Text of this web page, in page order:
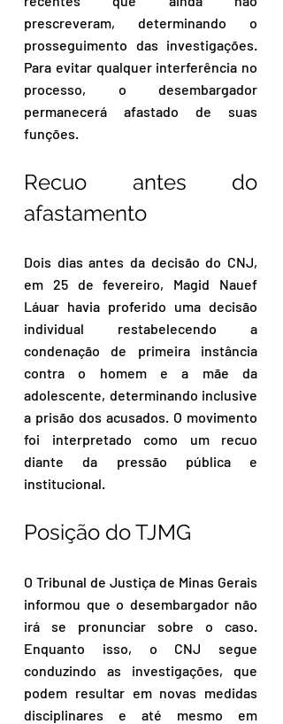
prescreveram, determinando o
prosseguimento das investigações.
Para evitar qualquer interferência no
processo, o desembargador
permanecerá afastado de suas
funções.
Recuo antes do
afastamento
Dois dias antes da decisão do CNJ,
em 25 de fevereiro, Magid Nauef
Láuar havia proferido uma decisão
individual restabelecendo a
condenação de primeira instância
contra o homem e a mãe da
adolescente, determinando inclusive
a prisão dos acusados. O movimento
foi interpretado como um recuo
diante da pressão pública e
institucional.
Posição do TJMG
O Tribunal de Justiça de Minas Gerais
informou que o desembargador não
irá se pronunciar sobre o caso.
Enquanto isso, o CNJ segue
conduzindo as investigações, que
podem resultar em novas medidas
disciplinares e até mesmo em